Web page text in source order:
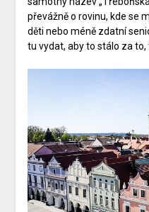
převážně o rovinu, kde se
děti nebo méně zdatní
tu vydat, aby to stálo za to,